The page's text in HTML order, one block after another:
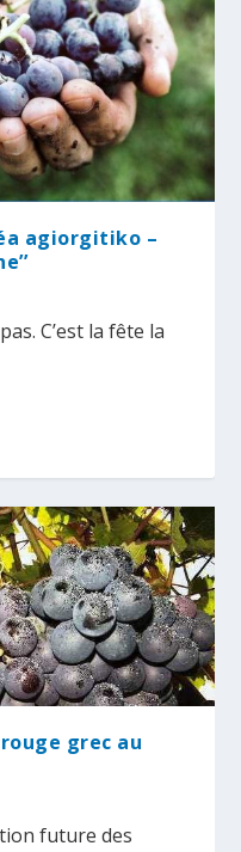
agiorgitiko –
C’est la fête la
grec au
future des